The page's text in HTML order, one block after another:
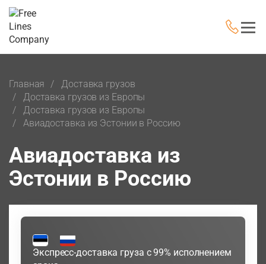
Главная
Доставка грузов
Доставка грузов из Европы
Доставка грузов из Европы
Авиадоставка из Эстонии в Россию
Авиадоставка из
Эстонии в Россию
Экспресс-доставка груза с 99% исполнением